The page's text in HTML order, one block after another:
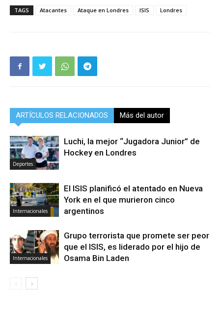
TAGS Atacantes Ataque en Londres ISIS Londres
ARTÍCULOS RELACIONADOS Más del autor
Deportes
Luchi, la mejor “Jugadora Junior” de
Hockey en Londres
Internacionales
El ISIS planificó el atentado en Nueva
York en el que murieron cinco
argentinos
Internacionales
Grupo terrorista que promete ser peor
que el ISIS, es liderado por el hijo de
Osama Bin Laden